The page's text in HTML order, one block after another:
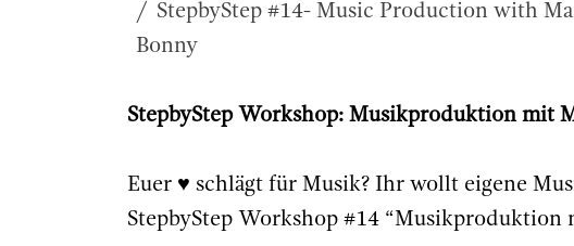
StepbyStep #14- Music Production with
Bonny
StepbyStep Workshop: Musikproduktion mit
Euer ♥️ schlägt für Musik? Ihr wollt eigene
StepbyStep Workshop #14 “Musikproduktion